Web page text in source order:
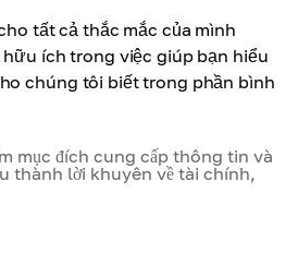
kể từ khi ra đời, hấp dẫn các
tư ngày càng tham gia giúp
nhưng sàn giao dịch và ví
năng lượng lớn, tác động tiêu
áp dụng:
chấp nhận rộng rãi trong các
tất cả thắc mắc của mình
ích trong việc giúp bạn hiểu
chúng tôi biết trong phần bình
mục đích cung cấp thông tin và
thành lời khuyên về tài chính,